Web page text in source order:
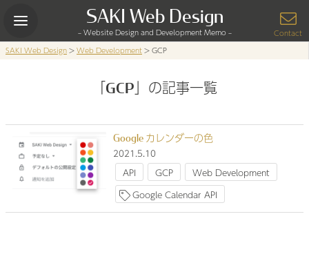
SAKI Web Design
– Website Design and Development Memo –
Contact
SAKI Web Design>Web Development>GCP
「GCP」の記事一覧
Google カレンダーの色
2021.5.10
API
GCP
Web Development
Google Calendar API